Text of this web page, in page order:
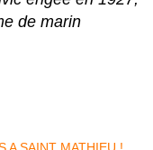
de marin